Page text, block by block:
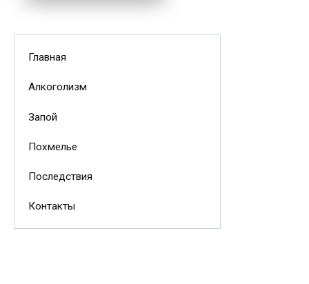
Главная
Алкоголизм
Запой
Похмелье
Последствия
Контакты